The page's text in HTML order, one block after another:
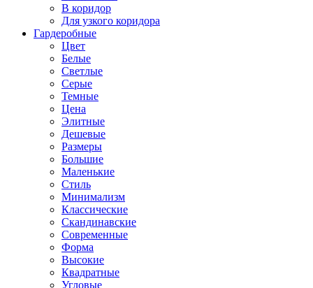
В коридор
Для узкого коридора
Гардеробные
Цвет
Белые
Светлые
Серые
Темные
Цена
Элитные
Дешевые
Размеры
Большие
Маленькие
Стиль
Минимализм
Классические
Скандинавские
Современные
Форма
Высокие
Квадратные
Угловые